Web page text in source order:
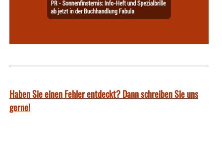
Haben Sie einen Fehler entdeckt? Dann schreiben Sie uns
gerne!